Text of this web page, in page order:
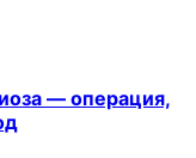
— операция,